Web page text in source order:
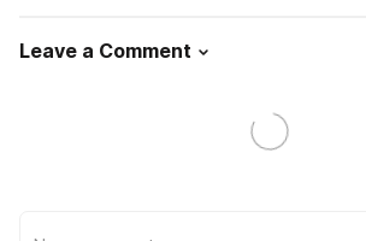
Leave a Comment